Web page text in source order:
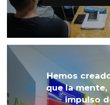
Hemos
que la mente,
impulso